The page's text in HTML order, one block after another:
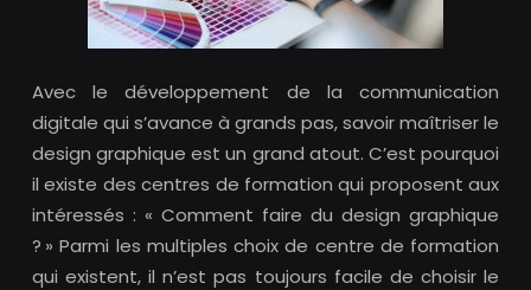
Avec le développement de la communication
digitale qui s’avance à grands pas, savoir maîtriser le
design graphique est un grand atout. C’est pourquoi
il existe des centres de formation qui proposent aux
intéressés : « Comment faire du design graphique
? » Parmi les multiples choix de centre de formation
qui existent, il n’est pas toujours facile de choisir le